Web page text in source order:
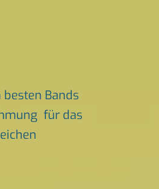
Bands
für das